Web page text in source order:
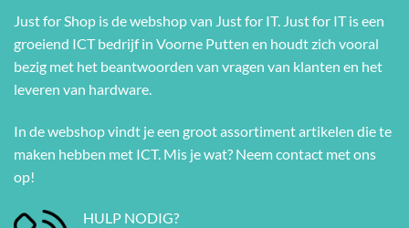
Just for Shop is de webshop van Just for IT. Just for IT is een
groeiend ICT bedrijf in Voorne Putten en houdt zich vooral
bezig met het beantwoorden van vragen van klanten en het
leveren van hardware.
In de webshop vindt je een groot assortiment artikelen die te
maken hebben met ICT. Mis je wat? Neem contact met ons
op!
HULP NODIG?